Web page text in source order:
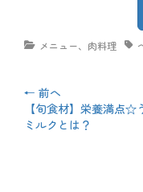
カ メニュー、 肉料理 タ
投
稿
← 前へ
前
の
【旬食材】栄養満点☆
ミルクとは？